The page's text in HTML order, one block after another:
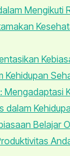
Mengikuti
Kehidupan
Mengadaptasi
dalam
Belajar